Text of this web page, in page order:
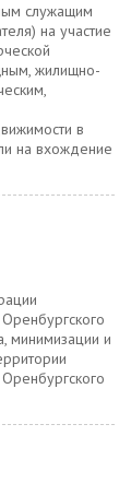
служащим
на участие
жилищно-
в
на вхождение
минимизации и